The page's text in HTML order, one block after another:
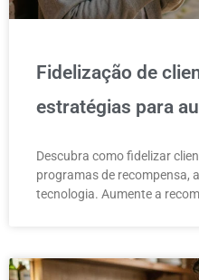
Fidelização de
estratégias para
Descubra como fidelizar
programas de recompensa,
tecnologia. Aumente a